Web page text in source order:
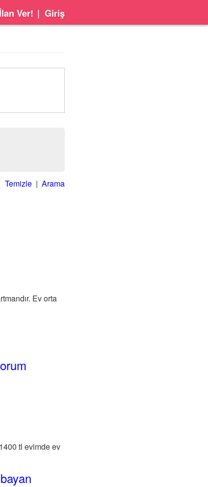
İlan Ver! | Giriş
Temizle | Arama
Ev orta
tl evimde ev